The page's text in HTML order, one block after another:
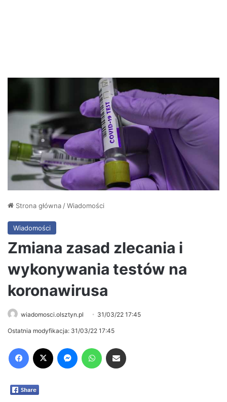
Strona główna /Wiadomości
Wiadomości
Zmiana zasad zlecania i
wykonywania testów na
koronawirusa
wiadomosci.olsztyn.pl 31/03/22 17:45
Ostatnia modyfikacja: 31/03/22 17:45